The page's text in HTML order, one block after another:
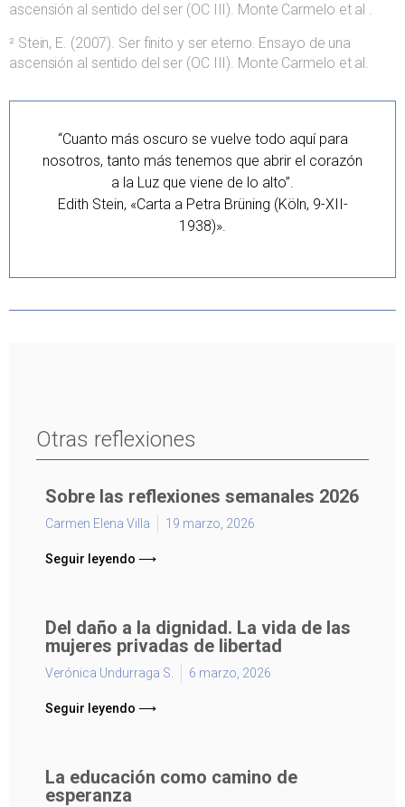
Otras reflexiones
Sobre las reflexiones semanales 2026
Carmen Elena Villa 19 marzo, 2026
Seguir leyendo ⟶
Del daño a la dignidad. La vida de las
mujeres privadas de libertad
Verónica Undurraga S. 6 marzo, 2026
Seguir leyendo ⟶
La educación como camino de
esperanza
ascensión al sentido del ser (OC III). Monte Carmelo et al .
² Stein, E. (2007). Ser finito y ser eterno. Ensayo de una
ascensión al sentido del ser (OC III). Monte Carmelo et al.
“Cuanto más oscuro se vuelve todo aquí para
nosotros, tanto más tenemos que abrir el corazón
a la Luz que viene de lo alto”.
Edith Stein, «Carta a Petra Brüning (Köln, 9-XII-
1938)».